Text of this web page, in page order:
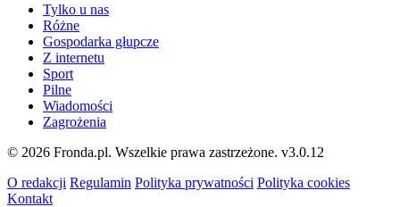
Tylko u nas
Różne
Gospodarka głupcze
Z internetu
Sport
Pilne
Wiadomości
Zagrożenia
© 2026 Fronda.pl. Wszelkie prawa zastrzeżone. v3.0.12
O redakcji Regulamin Polityka prywatności Polityka cookies
Kontakt